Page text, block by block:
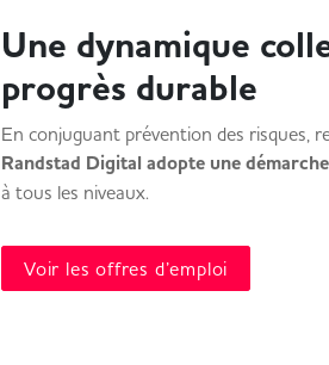
Une dynamique
progrès durable
En conjuguant prévention des risques,
Randstad Digital adopte une
à tous les niveaux.
Voir les offres d’emploi